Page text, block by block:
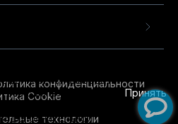
конфиденциальности
Cookie
технологии
использовать
с использованием
дополнительной
Принять